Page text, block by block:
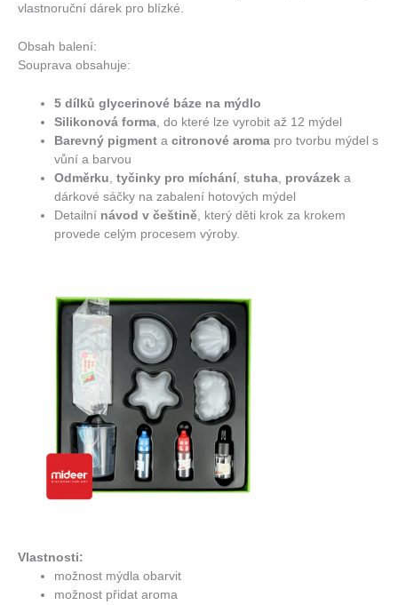
vlastnoruční dárek pro blízké.
Obsah balení:
Souprava obsahuje:
5 dílků glycerinové báze na mýdlo
Silikonová forma, do které lze vyrobit až 12 mýdel
Barevný pigment acitronové aroma pro tvorbu mýdel s
vůní a barvou
Odměrku,tyčinky pro míchání,stuha, provázek a
dárkové sáčky na zabalení hotových mýdel
Detailní návod v češtině, který děti krok za krokem
provede celým procesem výroby.
Vlastnosti:
možnost mýdla obarvit
možnost přidat aroma